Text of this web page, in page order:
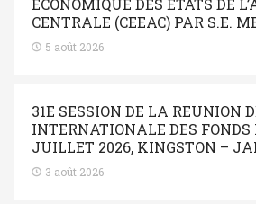
ÉCONOMIQUE DES ÉTATS DE
CENTRALE (CEEAC) PAR S.E.
5 août 2026
31E SESSION DE LA REUNION
INTERNATIONALE DES FONDS
JUILLET 2026, KINGSTON –
3 août 2026